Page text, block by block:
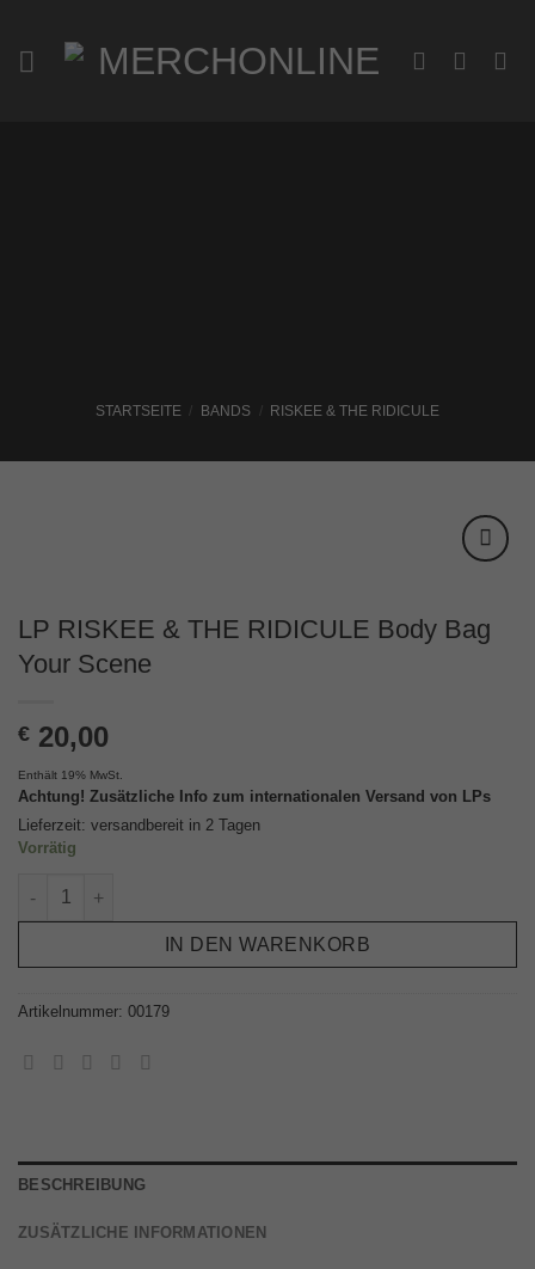
springen
STARTSEITE / BANDS / RISKEE & THE RIDICULE
LP RISKEE & THE RIDICULE Body Bag
Your Scene
€ 20,00
Enthält 19% MwSt.
Achtung! Zusätzliche Info zum internationalen Versand von LPs
Lieferzeit: versandbereit in 2 Tagen
Vorrätig
LP RISKEE & THE RIDICULE Body Bag Your Scene Menge
IN DEN WARENKORB
Artikelnummer: 00179
BESCHREIBUNG
ZUSÄTZLICHE INFORMATIONEN